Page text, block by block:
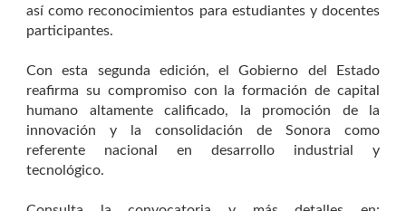
así como reconocimientos para estudiantes y docentes
participantes.
Con esta segunda edición, el Gobierno del Estado
reafirma su compromiso con la formación de capital
humano altamente calificado, la promoción de la
innovación y la consolidación de Sonora como
referente nacional en desarrollo industrial y
tecnológico.